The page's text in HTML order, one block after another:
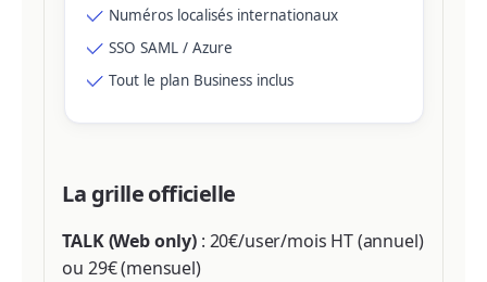
Numéros localisés internationaux
SSO SAML / Azure
Tout le plan Business inclus
La grille officielle
TALK (Web only) : 20€/user/mois HT (annuel)
ou 29€ (mensuel)